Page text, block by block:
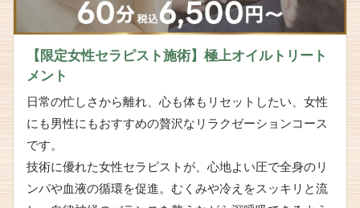
【限定女性セラピスト施術】極上オイルトリート
メント
日常の忙しさから離れ、心も体もリセットしたい、女性
にも男性にもおすすめの贅沢なリラクゼーションコース
です。
技術に優れた女性セラピストが、心地よい圧で全身のリ
ンパや血液の循環を促進。むくみや冷えをスッキリと流